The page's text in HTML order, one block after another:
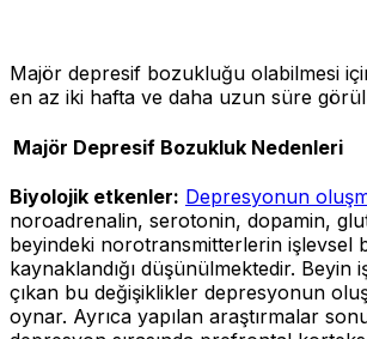
Majör depresif bozukluğu olabilmesi
en az iki hafta ve daha uzun süre
Majör Depresif Bozukluk Nedenleri
Biyolojik etkenler: Depresyonun
noroadrenalin, serotonin, dopamin,
beyindeki norotransmitterlerin işlevsel
kaynaklandığı düşünülmektedir. Beyin
çıkan bu değişiklikler depresyonun
oynar. Ayrıca yapılan araştırmalar